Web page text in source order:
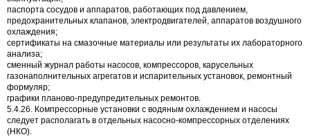
паспорта сосудов и аппаратов, работающих под давлением,
предохранительных клапанов, электродвигателей, аппаратов воздушного
охлаждения;
сертификаты на смазочные материалы или результаты их лабораторного
анализа;
сменный журнал работы насосов, компрессоров, карусельных
газонаполнительных агрегатов и испарительных установок, ремонтный
формуляр;
графики планово-предупредительных ремонтов.
5.4.26. Компрессорные установки с водяным охлаждением и насосы
следует располагать в отдельных насосно-компрессорных отделениях
(НКО).